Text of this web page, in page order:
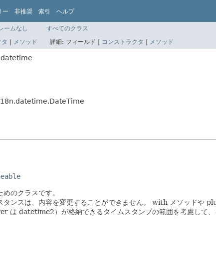
ー 非推奨 索引 ヘルプ
ームなし
すべてのクラス
| メソッド 詳細: フィールド | コンストラクタ | メソッド
のクラスです。
タンスは、内容を変更することができません。 with メソッドや
datetime2）が格納できるタイムスタンプの範囲を考慮して、